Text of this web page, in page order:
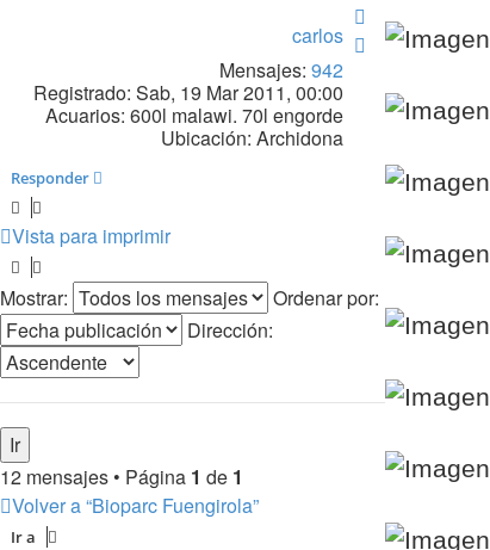
carlos
Mensajes: 942
Registrado: Sab, 19 Mar 2011, 00:00
Acuarios: 600l malawi. 70l engorde
Ubicación: Archidona
Arriba
Arriba
Responder
Vista para imprimir
Mostrar:
Ordenar por:
Dirección:
12 mensajes • Página 1 de 1
Volver a “Bioparc Fuengirola”
Ir a